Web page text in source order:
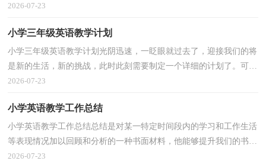
时候迷失方向哦。相信大家又在为写计划犯愁了吧？以下...
2026-07-23
小学三年级英语教学计划
小学三年级英语教学计划光阴迅速，一眨眼就过去了，迎接我们的将
是新的生活，新的挑战，此时此刻需要制定一个详细的计划了。可是
到底什么样的计划才是适合自己的呢？下面是小编整理的...
2026-07-23
小学英语教学工作总结
小学英语教学工作总结总结是对某一特定时间段内的学习和工作生活
等表现情况加以回顾和分析的一种书面材料，他能够提升我们的书面
表达能力，为此我们要做好回顾，写好总结。总结你...
2026-07-23